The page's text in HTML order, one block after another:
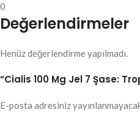
0
Değerlendirmeler
Henüz değerlendirme yapılmadı.
“Cialis 100 Mg Jel 7 Şase:
E-posta adresiniz